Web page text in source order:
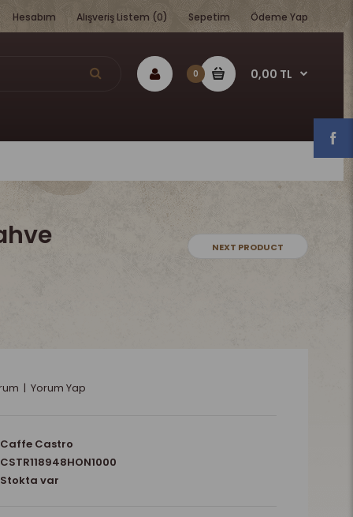
Hesabım Alışveriş Listem (0) Sepetim Ödeme Yap
0 0,00 TL
NEXT PRODUCT
| Yorum Yap
Caffe Castro
CSTR118948HON1000
Stokta var